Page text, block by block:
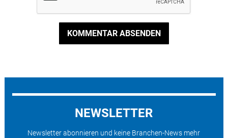
KOMMENTAR ABSENDEN
NEWSLETTER
Newsletter abonnieren und keine Branchen-News mehr